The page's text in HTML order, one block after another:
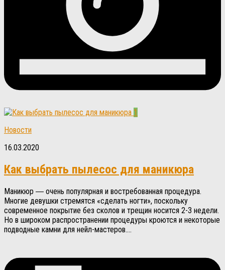
1
Новости
16.03.2020
Как выбрать пылесос для маникюра
Маникюр ― очень популярная и востребованная процедура.
Многие девушки стремятся «сделать ногти», поскольку
современное покрытие без сколов и трещин носится 2-3 недели.
Но в широком распространении процедуры кроются и некоторые
подводные камни для нейл-мастеров....